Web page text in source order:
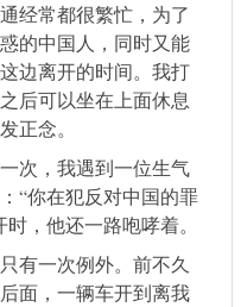
经常都很繁忙，为了
的中国人，同时又能
边离开的时间。我打
后可以坐在上面休息
正念。
次，我遇到一位生气
“你在犯反对中国的罪
，他还一路咆哮着。
有一次例外。前不久
面，一辆车开到离我